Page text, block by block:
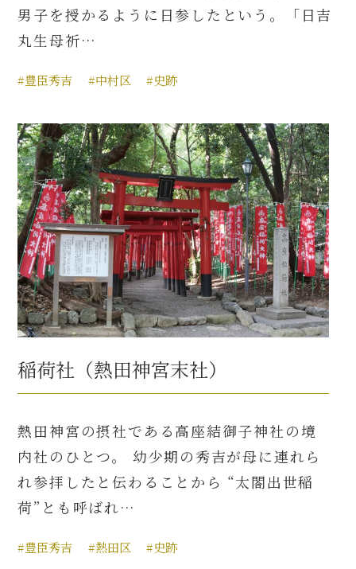
男子を授かるように日参したという。「日吉
丸生母祈…
#豊臣秀吉 #中村区 #史跡
稲荷社（熱田神宮末社）
熱田神宮の摂社である高座結御子神社の境
内社のひとつ。 幼少期の秀吉が母に連れら
れ参拝したと伝わることから “太閤出世稲
荷”とも呼ばれ…
#豊臣秀吉 #熱田区 #史跡